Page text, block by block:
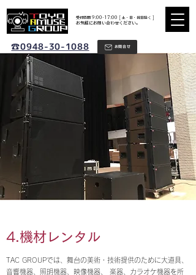
お問合せ
☎0948-30-1088
​お気軽にお問い合わせください。
​受付時間 9:00-17:00 [ 土・日・祝日除く ]
4.機材レンタル
TAC GROUPでは、舞台の美術・技術提供のために大道具、
音響機器、照明機器、映像機器、 楽器、カラオケ機器を所